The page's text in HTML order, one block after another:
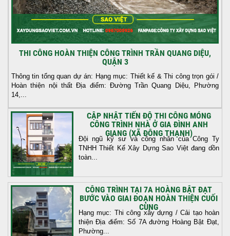
THI CÔNG HOÀN THIỆN CÔNG TRÌNH TRẦN QUANG DIỆU,
QUẬN 3
Thông tin tổng quan dự án: Hạng mục: Thiết kế & Thi công trọn gói /
Hoàn thiện nội thất Địa điểm: Đường Trần Quang Diệu, Phường
14,...
CẬP NHẬT TIẾN ĐỘ THI CÔNG MÓNG
CÔNG TRÌNH NHÀ Ở GIA ĐÌNH ANH
GIANG (XÃ ĐÔNG THẠNH)
Đội ngũ kỹ sư và công nhân của Công Ty
TNHH Thiết Kế Xây Dựng Sao Việt đang dồn
toàn...
CÔNG TRÌNH TẠI 7A HOÀNG BẬT ĐẠT
BƯỚC VÀO GIAI ĐOẠN HOÀN THIỆN CUỐI
CÙNG
Hạng mục: Thi công xây dựng / Cải tạo hoàn
thiện Địa điểm: Số 7A đường Hoàng Bật Đạt,
Phường...